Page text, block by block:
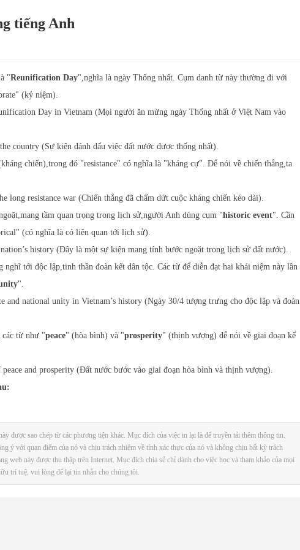
tiếng Anh
"Reunification Day",nghĩa là ngày Thống nhất. Cụm danh từ này thường đi với
(kỷ niệm).
Day in Vietnam (Mọi người ăn mừng ngày Thống nhất ở Việt Nam vào
country (Sự kiện đánh dấu việc đất nước được thống nhất).
chiến),trong đó "resistance" có nghĩa là "kháng cự". Để nói về chiến thắng,ta
long resistance war (Chiến thắng đã chấm dứt cuộc kháng chiến kéo dài).
tầm quan trọng trong lịch sử,người Anh dùng cụm "historic event". Cần
(có nghĩa là có liên quan tới lịch sử).
history (Đây là một sự kiện mang tính bước ngoặt trong lịch sử đất nước).
tới độc lập,tinh thần đoàn kết dân tộc. Các từ để diễn đạt hai khái niệm này lần
".
and national unity in Vietnam’s history (Ngày 30/4 tượng trưng cho độc lập và đoàn
các từ như "peace" (hòa bình) và "prosperity" (thịnh vượng) để nói về giai đoạn kế
and prosperity (Đất nước bước vào giai đoạn hòa bình và thịnh vượng).
được sao chép từ các phương tiện khác. Mục đích của việc in lại là để truyền tải thêm thông tin.
ý với quan điểm của nó và chịu trách nhiệm về tính xác thực của nó và không chịu bất kỳ trách
web này được thu thập trên Internet. Mục đích chia sẻ chỉ dành cho việc học và tham khảo của mọi
trí tuệ, vui lòng để lại tin nhắn cho chúng tôi.